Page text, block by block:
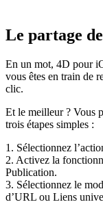
Le partage
En un mot, 4D pour
vous êtes en train de
clic.
Et le meilleur ? Vous
trois étapes simples :
1. Sélectionnez
2. Activez la
Publication.
3. Sélectionnez le
d’URL ou Liens